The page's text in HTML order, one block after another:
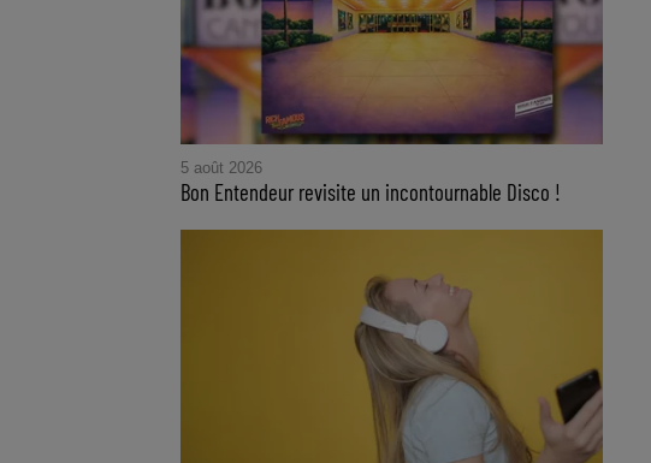
5 août 2026
Bon Entendeur revisite un incontournable Disco !